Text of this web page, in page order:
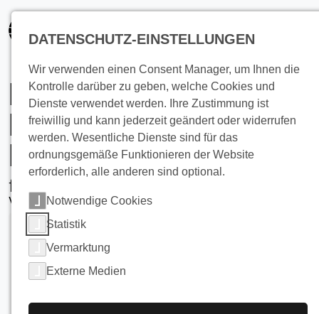
springen
Lösungen zur
Kühlung von
Meeresfrüchten
für die moderne
Verarbeitungsindustrie
DATENSCHUTZ-EINSTELLUNGEN
Wir verwenden einen Consent Manager, um Ihnen die
Kontrolle darüber zu geben, welche Cookies und
Dienste verwendet werden. Ihre Zustimmung ist
freiwillig und kann jederzeit geändert oder widerrufen
werden. Wesentliche Dienste sind für das
ordnungsgemäße Funktionieren der Website
erforderlich, alle anderen sind optional.
Notwendige Cookies
Statistik
Vermarktung
Externe Medien